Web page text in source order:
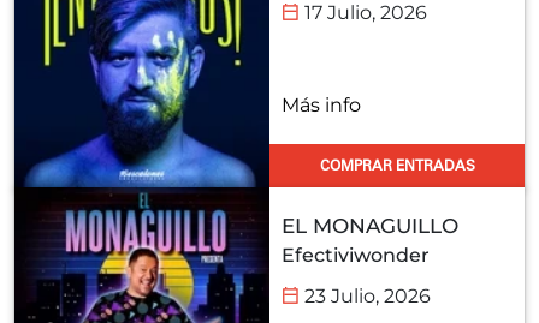
17 Julio, 2026
Más info
COMPRAR ENTRADAS
EL MONAGUILLO
Efectiviwonder
23 Julio, 2026